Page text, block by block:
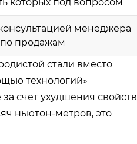
менеджера
по продажам
стали вместо
технологий»
счет ухудшения свойств
ньютон-метров, это